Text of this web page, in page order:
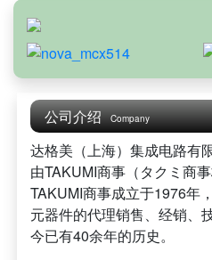
公司介绍 Company
达格美（上海）集成电路有
由TAKUMI商事（タクミ商
TAKUMI商事成立于1976年
元器件的代理销售、经销、
今已有40余年的历史。